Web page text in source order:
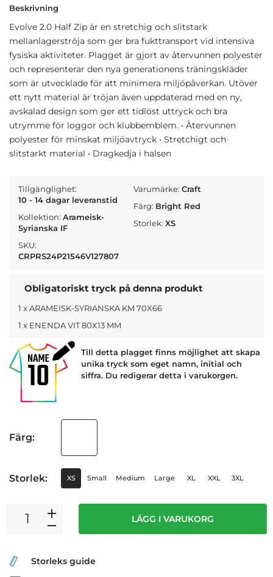
Beskrivning
Evolve 2.0 Half Zip är en stretchig och slitstark
mellanlagerströja som ger bra fukttransport vid intensiva
fysiska aktiviteter. Plagget är gjort av återvunnen polyester
och representerar den nya generationens träningskläder
som är utvecklade för att minimera miljöpåverkan. Utöver
ett nytt material är tröjan även uppdaterad med en ny,
avskalad design som ger ett tidlöst uttryck och bra
utrymme för loggor och klubbemblem. • Återvunnen
polyester för minskat miljöavtryck • Stretchigt och
slitstarkt material • Dragkedja i halsen
Tillgänglighet:
10 - 14 dagar leveranstid
Kollektion: Arameisk-
Syrianska IF
SKU:
CRPRS24P21546V127807
Varumärke:Craft
Färg: Bright Red
Storlek:XS
Obligatoriskt tryck på denna produkt
1 x ARAMEISK-SYRIANSKA KM 70X66
1 x ENENDA VIT 80X13 MM
Till detta plagget finns möjlighet att skapa
unika tryck som eget namn, initial och
siffra. Du redigerar detta i varukorgen.
Färg:
Storlek: XS Small Medium Large XL XXL 3XL
LÄGG I VARUKORG
Storleks guide